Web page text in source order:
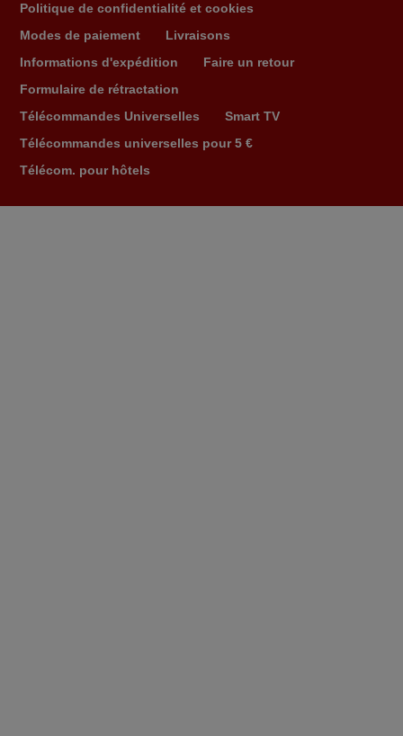
Ravie de voir que ma commande effectuée a 13h30est
deja traitée et expédiée Je vous en remercie d’avance
et attend la réception Encore merci
Politique de confidentialité et cookies
Modes de paiement
Livraisons
Informations d'expédition
Faire un retour
Formulaire de rétractation
Télécommandes Universelles
Smart TV
Télécommandes universelles pour 5 €
Télécom. pour hôtels